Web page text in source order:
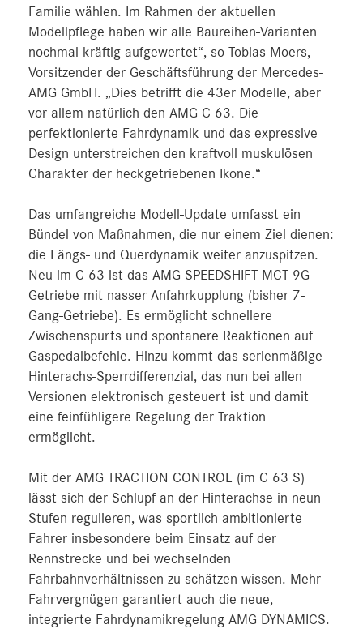
Familie wählen. Im Rahmen der aktuellen
Modellpflege haben wir alle Baureihen-Varianten
nochmal kräftig aufgewertet“, so Tobias Moers,
Vorsitzender der Geschäftsführung der Mercedes-
AMG GmbH. „Dies betrifft die 43er Modelle, aber
vor allem natürlich den AMG C 63. Die
perfektionierte Fahrdynamik und das expressive
Design unterstreichen den kraftvoll muskulösen
Charakter der heckgetriebenen Ikone.“
Das umfangreiche Modell-Update umfasst ein
Bündel von Maßnahmen, die nur einem Ziel dienen:
die Längs- und Querdynamik weiter anzuspitzen.
Neu im C 63 ist das AMG SPEEDSHIFT MCT 9G
Getriebe mit nasser Anfahrkupplung (bisher 7-
Gang-Getriebe). Es ermöglicht schnellere
Zwischenspurts und spontanere Reaktionen auf
Gaspedalbefehle. Hinzu kommt das serienmäßige
Hinterachs-Sperrdifferenzial, das nun bei allen
Versionen elektronisch gesteuert ist und damit
eine feinfühligere Regelung der Traktion
ermöglicht.
Mit der AMG TRACTION CONTROL (im C 63 S)
lässt sich der Schlupf an der Hinterachse in neun
Stufen regulieren, was sportlich ambitionierte
Fahrer insbesondere beim Einsatz auf der
Rennstrecke und bei wechselnden
Fahrbahnverhältnissen zu schätzen wissen. Mehr
Fahrvergnügen garantiert auch die neue,
integrierte Fahrdynamikregelung AMG DYNAMICS.